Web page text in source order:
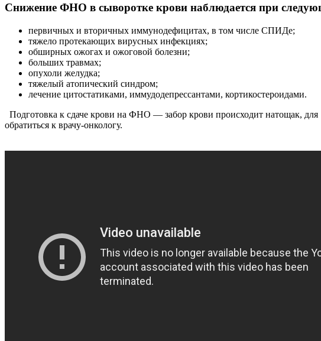
Снижение ФНО в сыворотке крови наблюдается при
первичных и вторичных иммунодефицитах, в том числе СПИДе;
тяжело протекающих вирусных инфекциях;
обширных ожогах и ожоговой болезни;
больших травмах;
опухоли желудка;
тяжелый атопический синдром;
лечение цитостатиками, иммудодепрессантами, кортикостероидами.
Подготовка к сдаче крови на ФНО — забор крови происходит натощак, для
обратиться к врачу-онкологу.